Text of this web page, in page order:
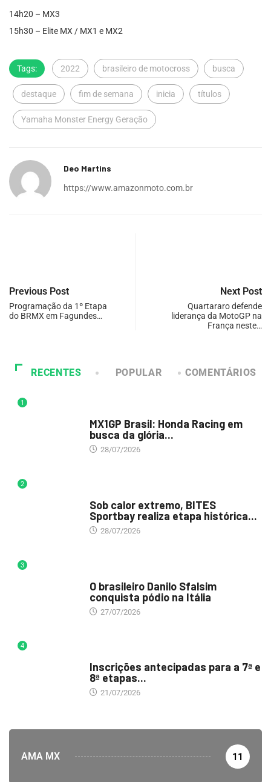
14h20 – MX3
15h30 – Elite MX / MX1 e MX2
Tags: 2022 brasileiro de motocross busca
destaque fim de semana inicia títulos
Yamaha Monster Energy Geração
Deo Martins
https://www.amazonmoto.com.br
Previous Post
Programação da 1º Etapa
do BRMX em Fagundes…
Next Post
Quartararo defende
liderança da MotoGP na
França neste…
RECENTES POPULAR COMENTÁRIOS
1
MX1GP Brasil: Honda Racing em
busca da glória...
28/07/2026
2
Sob calor extremo, BITES
Sportbay realiza etapa histórica...
28/07/2026
3
O brasileiro Danilo Sfalsim
conquista pódio na Itália
27/07/2026
4
Inscrições antecipadas para a 7ª e
8ª etapas...
21/07/2026
AMA MX 11